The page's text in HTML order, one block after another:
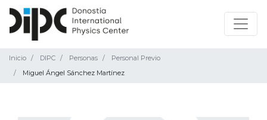
Inicio DIPC Personas
Personal Previo
Miguel Ángel Sánchez Martínez